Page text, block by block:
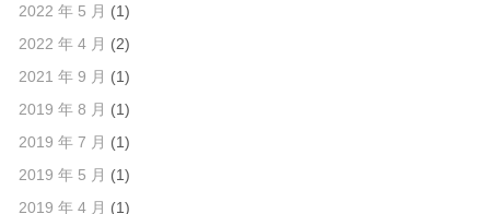
2022 年 5 月 (1)
2022 年 4 月 (2)
2021 年 9 月 (1)
2019 年 8 月 (1)
2019 年 7 月 (1)
2019 年 5 月 (1)
2019 年 4 月 (1)